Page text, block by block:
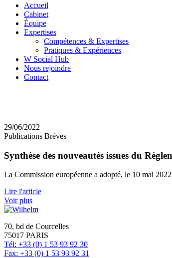
Accueil
Cabinet
Équipe
Expertises
Compétences & Expertises
Pratiques & Expériences
W Social Hub
Nous rejoindre
Contact
29/06/2022
Publications Brèves
Synthèse des nouveautés issues du
La Commission européenne a adopté, le 10 mai
Lire l'article
Voir plus
70, bd de Courcelles
75017 PARIS
Tél: +33 (0) 1 53 93 92 30
Fax: +33 (0) 1 53 93 92 31